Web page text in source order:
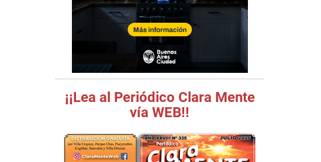
¡¡Lea al Periódico Clara Mente
vía WEB!!